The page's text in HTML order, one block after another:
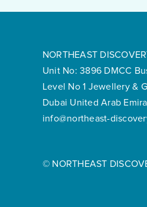
NORTHEAST
Unit No: 3896 DMCC
Level No 1 Jewellery &
Dubai United Arab
info@northeast-
© NORTHEAST